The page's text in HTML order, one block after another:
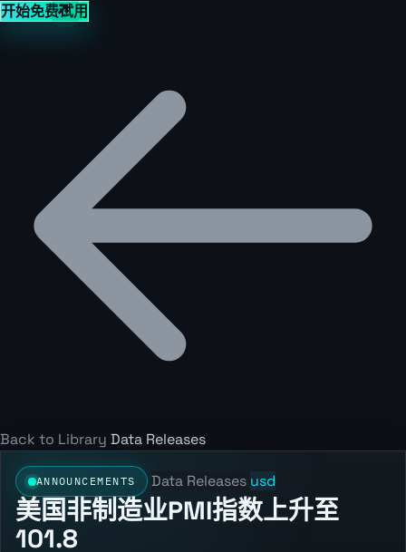
开始免费试用
Back to Library Data Releases
ANNOUNCEMENTS Data Releases usd
美国非制造业PMI指数上升至
101.8